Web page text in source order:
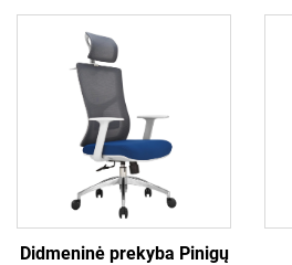
Didmeninė prekyba Pinigų